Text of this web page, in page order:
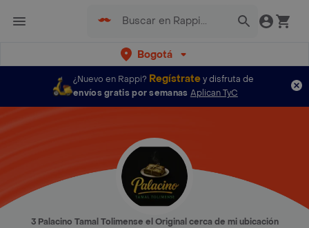
Bogotá
¿Nuevo en Rappi? Regístratey disfruta de
envíos gratis por semanas Aplican TyC
3 Palacino Tamal Tolimense el Original cerca de mi ubicación